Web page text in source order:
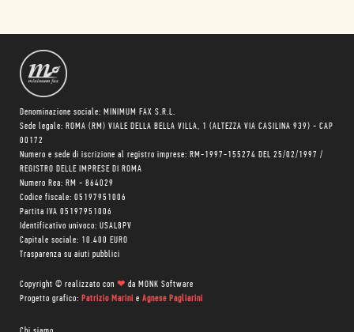
Denominazione sociale: MINIMUM FAX S.R.L.
Sede legale: ROMA (RM) VIALE DELLA BELLA VILLA, 1 (ALTEZZA VIA CASILINA 939) - CAP
00172
Numero e sede di iscrizione al registro imprese: RM-1997-155274 DEL 25/02/1997 /
REGISTRO DELLE IMPRESE DI ROMA
Numero Rea: RM - 864029
Codice fiscale: 05197951006
Partita IVA 05197951006
Identificativo univoco: USAL8PV
Capitale sociale: 10.400 EURO
Trasparenza su aiuti pubblici
Copyright © realizzato con ❤ da MONK Software
Progetto grafico: Patrizio Marini e Agnese Pagliarini